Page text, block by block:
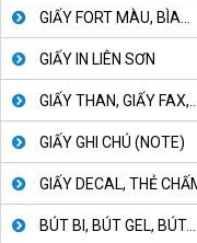
GIẤY FORT MÀU, BÌA...
GIẤY IN LIÊN SƠN
GIẤY THAN, GIẤY FAX,...
GIẤY GHI CHÚ (NOTE)
GIẤY DECAL, THẺ
BÚT BI, BÚT GEL, BÚT...